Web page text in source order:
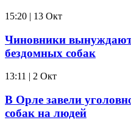
15:20 | 13 Окт
Чиновники
бездомных собак
13:11 | 2 Окт
В Орле завели
собак на людей